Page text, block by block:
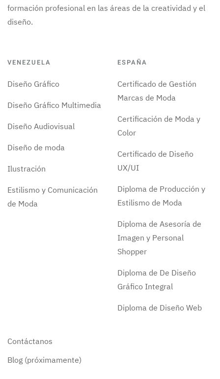
formación profesional en las áreas de la creatividad y el
diseño.
VENEZUELA
Diseño Gráfico
Diseño Gráfico Multimedia
Diseño Audiovisual
Diseño de moda
Ilustración
Estilismo y Comunicación
de Moda
ESPAÑA
Certificado de Gestión
Marcas de Moda
Certificación de Moda y
Color
Certificado de Diseño
UX/UI
Diploma de Producción y
Estilismo de Moda
Diploma de Asesoría de
Imagen y Personal
Shopper
Diploma de De Diseño
Gráfico Integral
Diploma de Diseño Web
Contáctanos
Blog (próximamente)